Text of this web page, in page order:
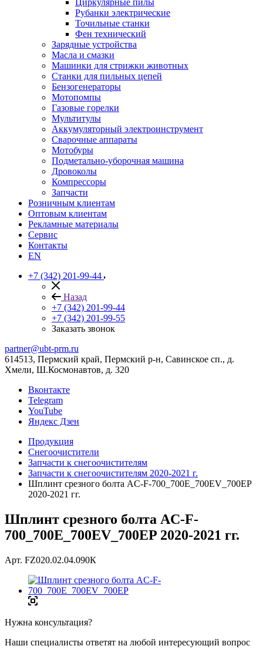
Циркулярные пилы
Рубанки электрические
Точильные станки
Фен технический
Зарядные устройства
Масла и смазки
Машинки для стрижки животных
Станки для пильных цепей
Бензогенераторы
Мотопомпы
Газовые горелки
Мультитулы
Аккумуляторный электроинструмент
Сварочные аппараты
Мотобуры
Подметально-уборочная машина
Дровоколы
Компрессоры
Запчасти
Розничным клиентам
Оптовым клиентам
Рекламные материалы
Сервис
Контакты
EN
+7 (342) 201-99-44
Назад
+7 (342) 201-99-44
+7 (342) 201-99-55
Заказать звонок
partner@ubt-prm.ru
614513, Пермский край, Пермский р-н, Савинское сп., д.
Хмели, Ш.Космонавтов, д. 320
Вконтакте
Telegram
YouTube
Яндекс Дзен
Продукция
Снегоочистители
Запчасти к снегоочистителям
Запчасти к снегоочистителям 2020-2021 г.
Шплинт срезного болта AC-F-700_700E_700EV_700EP
2020-2021 гг.
Шплинт срезного болта AC-F-
700_700E_700EV_700EP 2020-2021 гг.
Арт. FZ020.02.04.090К
Нужна консультация?
Наши специалисты ответят на любой интересующий вопрос